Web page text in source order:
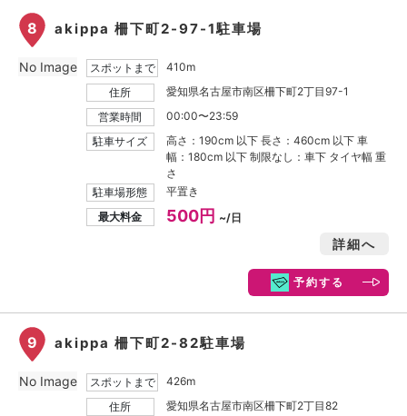
8 akippa 柵下町2-97-1駐車場
スポットまで
410m
住所
愛知県名古屋市南区柵下町2丁目97-1
営業時間
00:00〜23:59
駐車サイズ
高さ：190cm 以下 長さ：460cm 以下 車
幅：180cm 以下 制限なし：車下 タイヤ幅 重
さ
駐車場形態
平置き
最大料金
500円 ~/日
詳細へ
予約する
No Image
9 akippa 柵下町2-82駐車場
スポットまで
426m
住所
愛知県名古屋市南区柵下町2丁目82
No Image